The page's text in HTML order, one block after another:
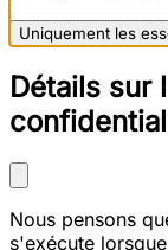
Uniquement les
Détails sur
Nous pensons
s'exécute